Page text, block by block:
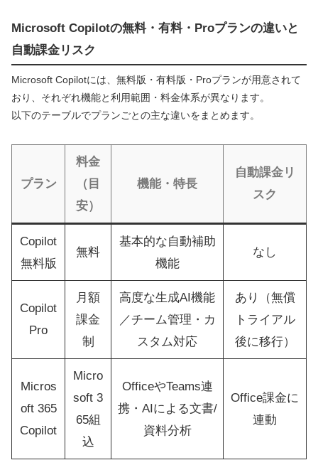
Microsoft Copilotの無料・有料・Proプランの違いと
自動課金リスク
Microsoft Copilotには、無料版・有料版・Proプランが用意されて
おり、それぞれ機能と利用範囲・料金体系が異なります。
以下のテーブルでプランごとの主な違いをまとめます。
プラン
料金
（目
安）
機能・特長
自動課金リ
スク
Copilot
無料版
無料
基本的な自動補助
機能
なし
Copilot
Pro
月額
課金
制
高度な生成AI機能
／チーム管理・カ
スタム対応
あり（無償
トライアル
後に移行）
Micros
oft 365
Copilot
Micro
soft 3
65組
込
OfficeやTeams連
携・AIによる文書/
資料分析
Office課金に
連動